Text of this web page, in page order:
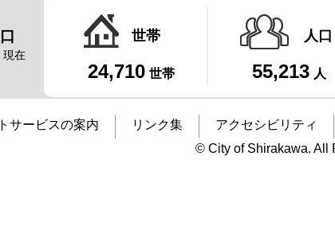
現在
世帯
24,710 世帯
人口
55,213 人
サービスの案内 リンク集 アクセシビリティ
© City of Shirakawa. All